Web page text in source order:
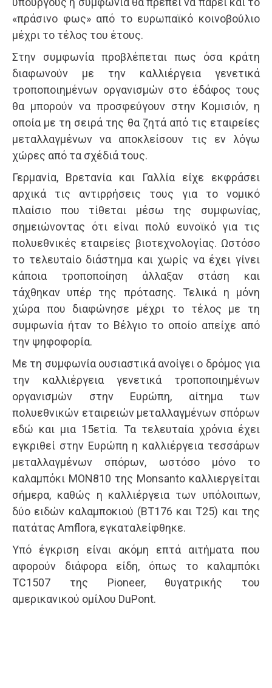
«πράσινο φως» από το ευρωπαϊκό κοινοβούλιο
μέχρι το τέλος του έτους.
Στην συμφωνία προβλέπεται πως όσα κράτη
διαφωνούν με την καλλιέργεια γενετικά
τροποποιημένων οργανισμών στο έδάφος τους
θα μπορούν να προσφεύγουν στην Κομισιόν, η
οποία με τη σειρά της θα ζητά από τις εταιρείες
μεταλλαγμένων να αποκλείσουν τις εν λόγω
χώρες από τα σχέδιά τους.
Γερμανία, Βρετανία και Γαλλία είχε εκφράσει
αρχικά τις αντιρρήσεις τους για το νομικό
πλαίσιο που τίθεται μέσω της συμφωνίας,
σημειώνοντας ότι είναι πολύ ευνοϊκό για τις
πολυεθνικές εταιρείες βιοτεχνολογίας. Ωστόσο
το τελευταίο διάστημα και χωρίς να έχει γίνει
κάποια τροποποίηση άλλαξαν στάση και
τάχθηκαν υπέρ της πρότασης. Τελικά η μόνη
χώρα που διαφώνησε μέχρι το τέλος με τη
συμφωνία ήταν το Βέλγιο το οποίο απείχε από
την ψηφοφορία.
Με τη συμφωνία ουσιαστικά ανοίγει ο δρόμος για
την καλλιέργεια γενετικά τροποποιημένων
οργανισμών στην Ευρώπη, αίτημα των
πολυεθνικών εταιρειών μεταλλαγμένων σπόρων
εδώ και μια 15ετία. Τα τελευταία χρόνια έχει
εγκριθεί στην Ευρώπη η καλλιέργεια τεσσάρων
μεταλλαγμένων σπόρων, ωστόσο μόνο το
καλαμπόκι MON810 της Monsanto καλλιεργείται
σήμερα, καθώς η καλλιέργεια των υπόλοιπων,
δύο ειδών καλαμποκιού (ΒΤ176 και Τ25) και της
πατάτας Amflora, εγκαταλείφθηκε.
Υπό έγκριση είναι ακόμη επτά αιτήματα που
αφορούν διάφορα είδη, όπως το καλαμπόκι
TC1507 της Pioneer, θυγατρικής του
αμερικανικού ομίλου DuPont.